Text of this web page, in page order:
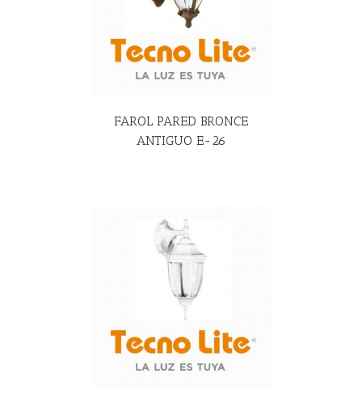
FAROL PARED BRONCE
ANTIGUO E-26